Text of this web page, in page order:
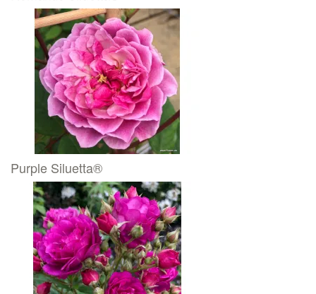
Purple Siluetta®